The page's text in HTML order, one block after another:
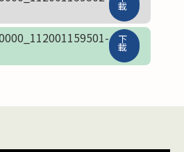
載
下
載